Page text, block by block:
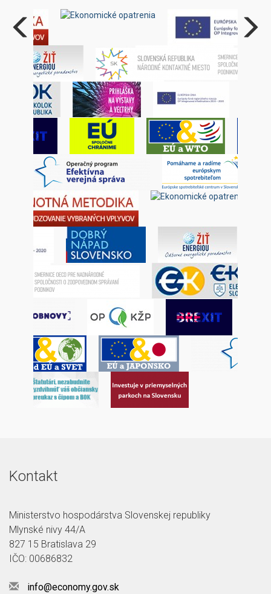
Kontakt
Ministerstvo hospodárstva Slovenskej republiky
Mlynské nivy 44/A
827 15 Bratislava 29
IČO: 00686832
info@economy.gov.sk